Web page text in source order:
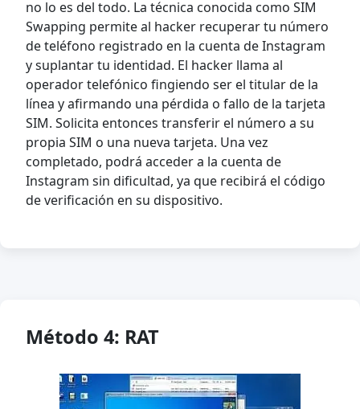
no lo es del todo. La técnica conocida como SIM
Swapping permite al hacker recuperar tu número
de teléfono registrado en la cuenta de Instagram
y suplantar tu identidad. El hacker llama al
operador telefónico fingiendo ser el titular de la
línea y afirmando una pérdida o fallo de la tarjeta
SIM. Solicita entonces transferir el número a su
propia SIM o una nueva tarjeta. Una vez
completado, podrá acceder a la cuenta de
Instagram sin dificultad, ya que recibirá el código
de verificación en su dispositivo.
Método 4: RAT